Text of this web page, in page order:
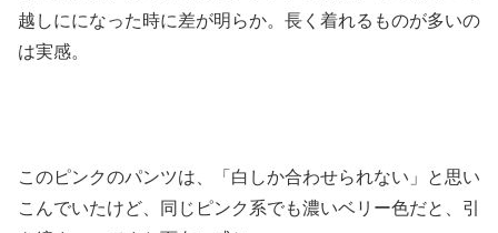
越しにになった時に差が明らか。長く着れるものが多いの
は実感。
このピンクのパンツは、「白しか合わせられない」と思い
こんでいたけど、同じピンク系でも濃いベリー色だと、引